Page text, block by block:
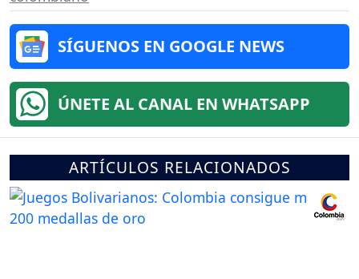
SÍGUENOS EN GOOGLE NEWS
ÚNETE AL CANAL EN WHATSAPP
ARTÍCULOS RELACIONADOS